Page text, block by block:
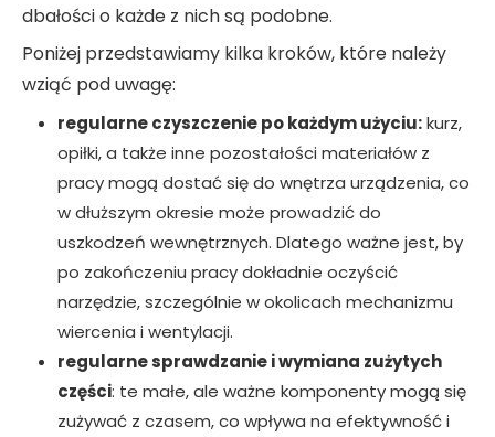
dbałości o każde z nich są podobne.
Poniżej przedstawiamy kilka kroków, które należy
wziąć pod uwagę:
regularne czyszczenie po każdym użyciu:kurz,
opiłki, a także inne pozostałości materiałów z
pracy mogą dostać się do wnętrza urządzenia, co
w dłuższym okresie może prowadzić do
uszkodzeń wewnętrznych. Dlatego ważne jest, by
po zakończeniu pracy dokładnie oczyścić
narzędzie, szczególnie w okolicach mechanizmu
wiercenia i wentylacji.
regularne sprawdzanie i wymiana zużytych
części: te małe, ale ważne komponenty mogą się
zużywać z czasem, co wpływa na efektywność i